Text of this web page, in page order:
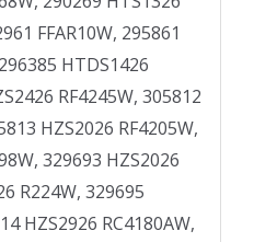
FFAR­10W, 295861
HTDS1426
RF4245W, 305812
HZS2026 RF4205W,
329693 HZS2026
R224W, 329695
HZS2926 RC4180AW,